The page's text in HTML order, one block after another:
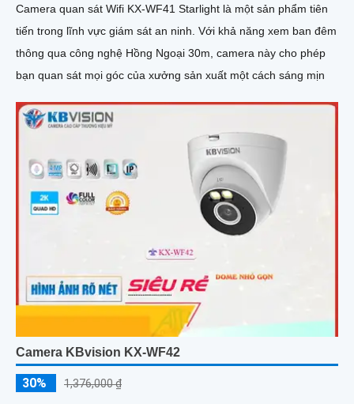
Camera quan sát Wifi KX-WF41 Starlight là một sản phẩm tiên
tiến trong lĩnh vực giám sát an ninh. Với khả năng xem ban đêm
thông qua công nghệ Hồng Ngoại 30m, camera này cho phép
bạn quan sát mọi góc của xưởng sản xuất một cách sáng mịn
Camera KBvision KX-WF42
30% 1,376,000 ₫